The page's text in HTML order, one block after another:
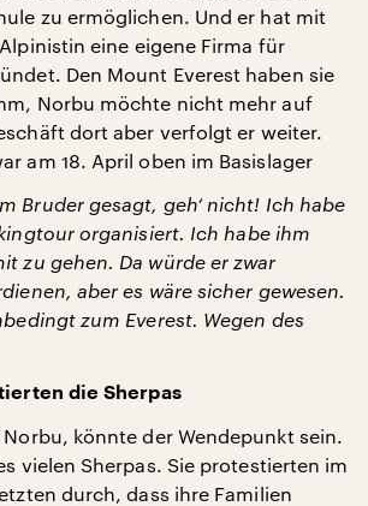
zu ermöglichen. Und er hat mit
eine eigene Firma für
Den Mount Everest haben sie
Norbu möchte nicht mehr auf
dort aber verfolgt er weiter.
am 18. April oben im Basislager
Bruder gesagt, geh‘ nicht! Ich habe
organisiert. Ich habe ihm
zu gehen. Da würde er zwar
aber es wäre sicher gewesen.
zum Everest. Wegen des
die Sherpas
könnte der Wendepunkt sein.
vielen Sherpas. Sie protestierten im
durch, dass ihre Familien